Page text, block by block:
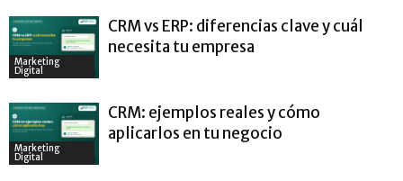
Marketing
Digital
CRM vs ERP: diferencias clave y cuál
necesita tu empresa
Marketing
Digital
CRM: ejemplos reales y cómo
aplicarlos en tu negocio